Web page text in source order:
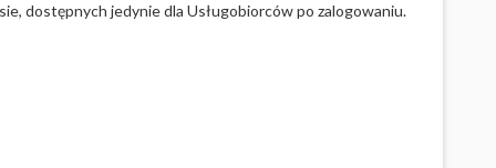
dostępnych jedynie dla Usługobiorców po zalogowaniu.